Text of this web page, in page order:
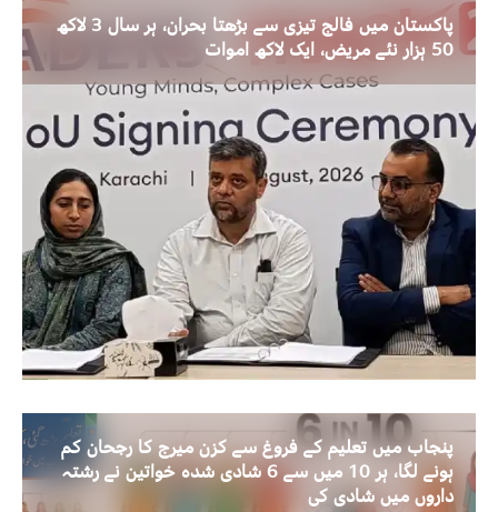
پاکستان میں فالج تیزی سے بڑھتا بحران، ہر سال 3 لاکھ
50 ہزار نئے مریض، ایک لاکھ اموات
پنجاب میں تعلیم کے فروغ سے کزن میرج کا رجحان کم
ہونے لگا، ہر 10 میں سے 6 شادی شدہ خواتین نے رشتہ
داروں میں شادی کی